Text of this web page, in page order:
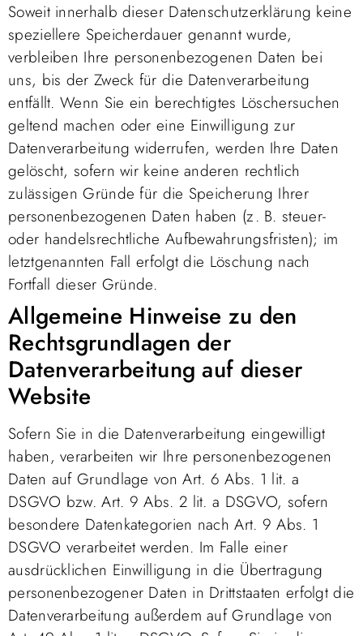
Soweit innerhalb dieser Datenschutzerklärung keine
speziellere Speicherdauer genannt wurde,
verbleiben Ihre personenbezogenen Daten bei
uns, bis der Zweck für die Datenverarbeitung
entfällt. Wenn Sie ein berechtigtes Löschersuchen
geltend machen oder eine Einwilligung zur
Datenverarbeitung widerrufen, werden Ihre Daten
gelöscht, sofern wir keine anderen rechtlich
zulässigen Gründe für die Speicherung Ihrer
personenbezogenen Daten haben (z. B. steuer-
oder handelsrechtliche Aufbewahrungsfristen); im
letztgenannten Fall erfolgt die Löschung nach
Fortfall dieser Gründe.
Allgemeine Hinweise zu den
Rechtsgrundlagen der
Datenverarbeitung auf dieser
Website
Sofern Sie in die Datenverarbeitung eingewilligt
haben, verarbeiten wir Ihre personenbezogenen
Daten auf Grundlage von Art. 6 Abs. 1 lit. a
DSGVO bzw. Art. 9 Abs. 2 lit. a DSGVO, sofern
besondere Datenkategorien nach Art. 9 Abs. 1
DSGVO verarbeitet werden. Im Falle einer
ausdrücklichen Einwilligung in die Übertragung
personenbezogener Daten in Drittstaaten erfolgt die
Datenverarbeitung außerdem auf Grundlage von